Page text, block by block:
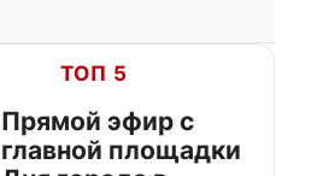
ТОП 5
Прямой эфир с
главной площадки